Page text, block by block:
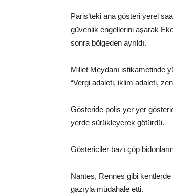
Paris’teki ana gösteri yerel
güvenlik engellerini aşarak
sonra bölgeden ayrıldı.
Millet Meydanı istikametinde
“Vergi adaleti, iklim adaleti,
Gösteride polis yer yer
yerde sürükleyerek götürdü.
Göstericiler bazı çöp
Nantes, Rennes gibi
gazıyla müdahale etti.